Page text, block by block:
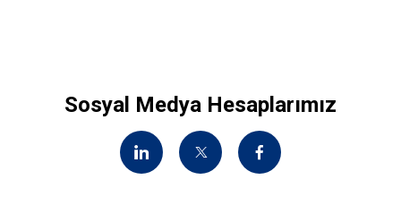
Sosyal Medya Hesaplarımız